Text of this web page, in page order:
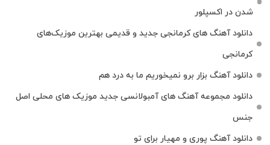
شدن در اکسپلور
دانلود آهنگ‌ های کرمانجی جدید و قدیمی بهترین موزیک‌های
کرمانجی
دانلود آهنگ بزار برو نمیخوریم ما به درد هم
دانلود مجموعه آهنگ های آمبولانسی جدید موزیک های محلی اصل
جنس
دانلود آهنگ پوری و مهیار برای تو